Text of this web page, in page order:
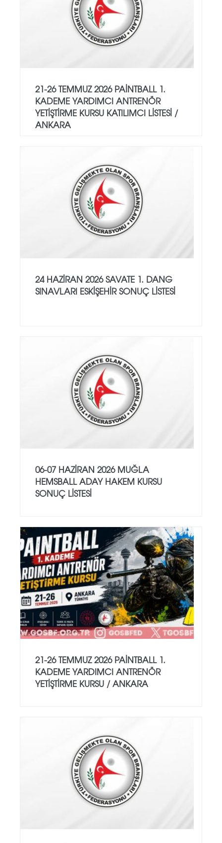
21-26 TEMMUZ 2026 PAİNTBALL 1.
KADEME YARDIMCI ANTRENÖR
YETİŞTİRME KURSU KATILIMCI LİSTESİ /
ANKARA
24 HAZİRAN 2026 SAVATE 1. DANG
SINAVLARI ESKİŞEHİR SONUÇ LİSTESİ
06-07 HAZİRAN 2026 MUĞLA
HEMSBALL ADAY HAKEM KURSU
SONUÇ LİSTESİ
21-26 TEMMUZ 2026 PAİNTBALL 1.
KADEME YARDIMCI ANTRENÖR
YETİŞTİRME KURSU / ANKARA